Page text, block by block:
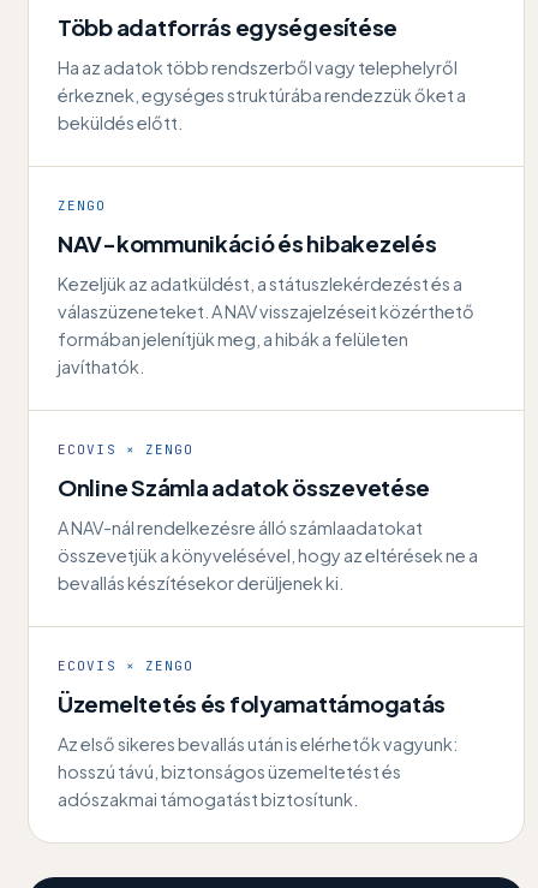
Több adatforrás egységesítése
Ha az adatok több rendszerből vagy telephelyről
érkeznek, egységes struktúrába rendezzük őket a
beküldés előtt.
ZENGO
NAV-kommunikáció és hibakezelés
Kezeljük az adatküldést, a státuszlekérdezést és a
válaszüzeneteket. A NAV visszajelzéseit közérthető
formában jelenítjük meg, a hibák a felületen
javíthatók.
ECOVIS × ZENGO
Online Számla adatok összevetése
A NAV-nál rendelkezésre álló számlaadatokat
összevetjük a könyvelésével, hogy az eltérések ne a
bevallás készítésekor derüljenek ki.
ECOVIS × ZENGO
Üzemeltetés és folyamattámogatás
Az első sikeres bevallás után is elérhetők vagyunk:
hosszú távú, biztonságos üzemeltetést és
adószakmai támogatást biztosítunk.